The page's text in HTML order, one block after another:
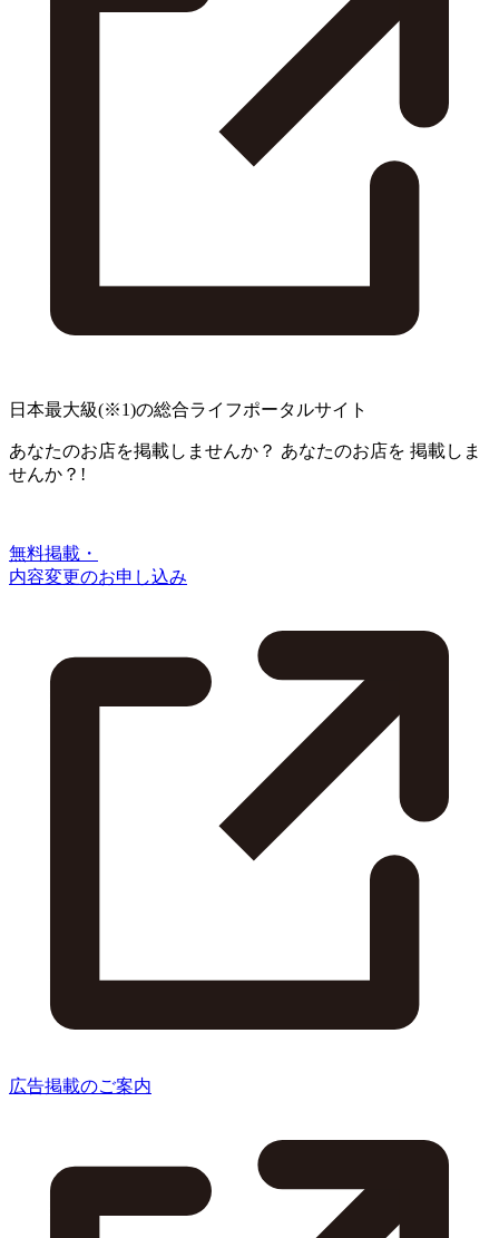
日本最大級(※1)の総合ライフポータルサイト
あなたのお店を掲載しませんか？ あなたのお店を 掲載しま
せんか？!
無料掲載・
内容変更のお申し込み
広告掲載のご案内